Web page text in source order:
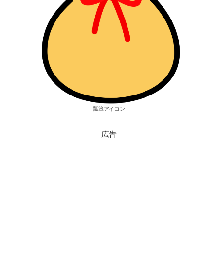
瓢箪アイコン
広告